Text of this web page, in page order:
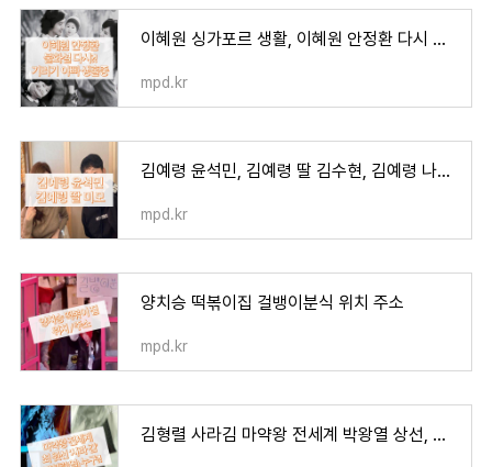
이혜원 싱가포르 생활, 이혜원 안정환 다시 불화설?
mpd.kr
김예령 윤석민, 김예령 딸 김수현, 김예령 나이와 프로필 정리
mpd.kr
양치승 떡볶이집 걸뱅이분식 위치 주소
mpd.kr
김형렬 사라김 마약왕 전세계 박왕열 상선, 마약 유통 조직 네트워크